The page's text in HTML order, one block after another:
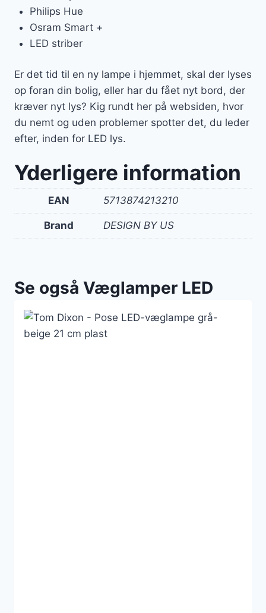
Philips Hue
Osram Smart +
LED striber
Er det tid til en ny lampe i hjemmet, skal der lyses
op foran din bolig, eller har du fået nyt bord, der
kræver nyt lys? Kig rundt her på websiden, hvor
du nemt og uden problemer spotter det, du leder
efter, inden for LED lys.
Yderligere information
EAN 5713874213210
Brand DESIGN BY US
Se også Væglamper LED